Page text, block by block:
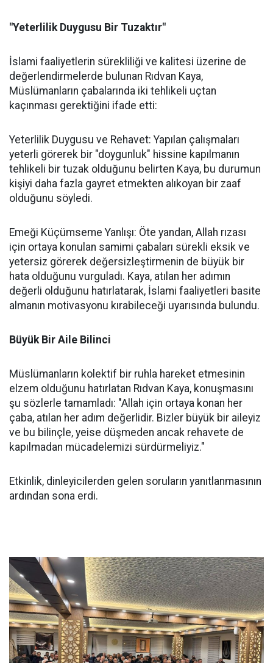
"Yeterlilik Duygusu Bir Tuzaktır"
İslami faaliyetlerin sürekliliği ve kalitesi üzerine de
değerlendirmelerde bulunan Rıdvan Kaya,
Müslümanların çabalarında iki tehlikeli uçtan
kaçınması gerektiğini ifade etti:
Yeterlilik Duygusu ve Rehavet: Yapılan çalışmaları
yeterli görerek bir "doygunluk" hissine kapılmanın
tehlikeli bir tuzak olduğunu belirten Kaya, bu durumun
kişiyi daha fazla gayret etmekten alıkoyan bir zaaf
olduğunu söyledi.
Emeği Küçümseme Yanlışı: Öte yandan, Allah rızası
için ortaya konulan samimi çabaları sürekli eksik ve
yetersiz görerek değersizleştirmenin de büyük bir
hata olduğunu vurguladı. Kaya, atılan her adımın
değerli olduğunu hatırlatarak, İslami faaliyetleri basite
almanın motivasyonu kırabileceği uyarısında bulundu.
Büyük Bir Aile Bilinci
Müslümanların kolektif bir ruhla hareket etmesinin
elzem olduğunu hatırlatan Rıdvan Kaya, konuşmasını
şu sözlerle tamamladı: "Allah için ortaya konan her
çaba, atılan her adım değerlidir. Bizler büyük bir aileyiz
ve bu bilinçle, yeise düşmeden ancak rehavete de
kapılmadan mücadelemizi sürdürmeliyiz."
Etkinlik, dinleyicilerden gelen soruların yanıtlanmasının
ardından sona erdi.